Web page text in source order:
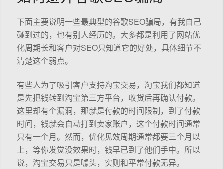
下面主要说明一些最典型的谷歌SEO骗局，有我自己
碰到过的，也有别人经历的。大多都是利用了网站优
化周期长和客户对SEO只知道它的好处，具体细节不
清楚这个弱点。
有些人为了吸引客户支持淘宝交易，淘宝我们都知道
是先把钱转到淘宝第三方平台，收货后再确认付款。
这里却有个漏洞，那就是付款的时间限制，到了付款
时间，钱就会自动打到卖家账户，这个付款时间通常
只有一个月。然而，优化见效周期通常都要三个月以
上，等你发觉没效果时，钱早已到了他们手中。所以
说，淘宝交易只是噱头，实则和平常付款无异。